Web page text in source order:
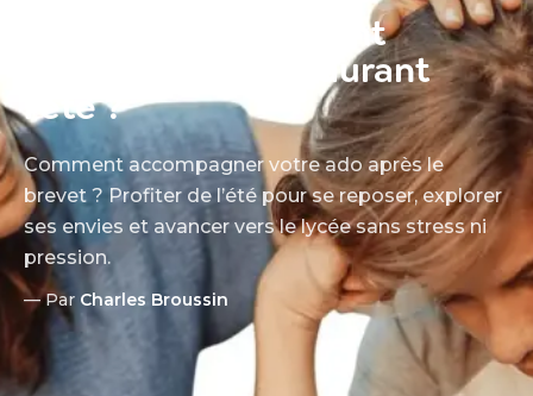
Post 3ème, comment
préparer le lycée durant
l'été ?
Comment accompagner votre ado après le
brevet ? Profiter de l’été pour se reposer, explorer
ses envies et avancer vers le lycée sans stress ni
pression.
— Par Charles Broussin